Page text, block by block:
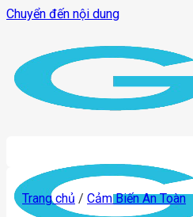
Chuyển đến nội dung
Trang chủ / Cảm Biến An Toàn